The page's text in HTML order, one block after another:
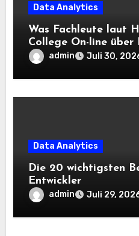
Data Analytics
Was Fachleute laut
College On-line über
und KI wissen sollten
admin Juli 30,
Data Analytics
Die 20 wichtigsten
Entwickler
admin Juli 29,